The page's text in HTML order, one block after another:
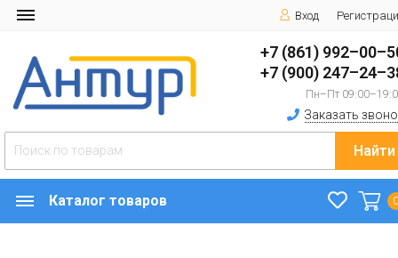
Вход
+7 (861)
+7 (900)
Пн–Пт
Заказать
Найти
Каталог товаров